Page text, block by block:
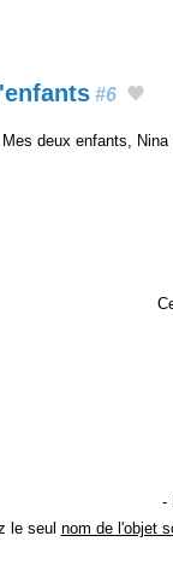
#6
Mes deux enfants,
-
le seul nom de l'objet